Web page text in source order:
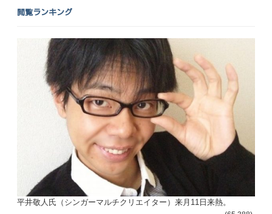
閲覧ランキング
平井敬人氏（シンガーマルチクリエイター）来月11日来熱。